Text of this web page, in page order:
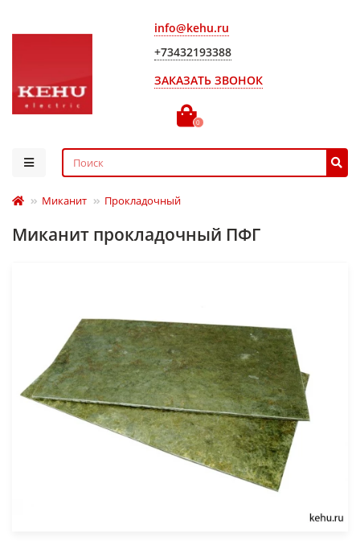
info@kehu.ru
+73432193388
ЗАКАЗАТЬ ЗВОНОК
0
Миканит Прокладочный
Миканит прокладочный ПФГ